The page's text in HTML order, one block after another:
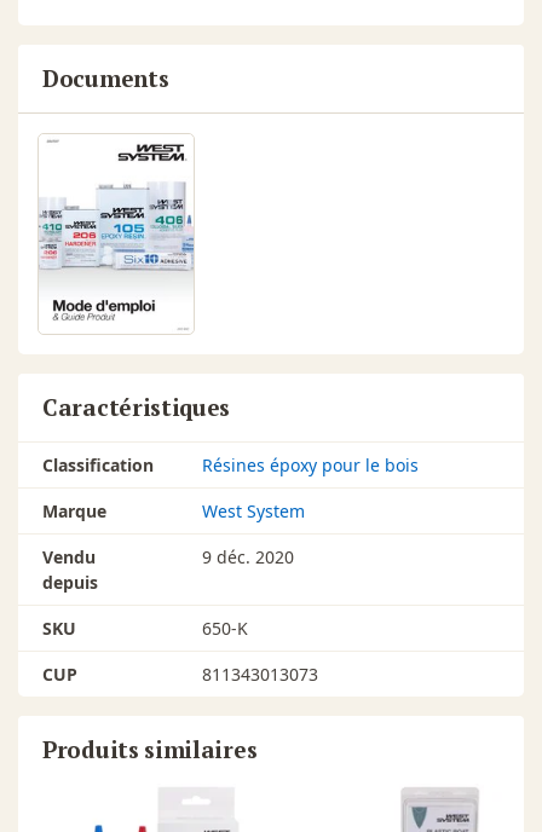
Documents
Caractéristiques
Classification
Résines époxy pour le bois
Marque
West System
Vendu
depuis
9 déc. 2020
SKU
650-K
CUP
811343013073
Produits similaires